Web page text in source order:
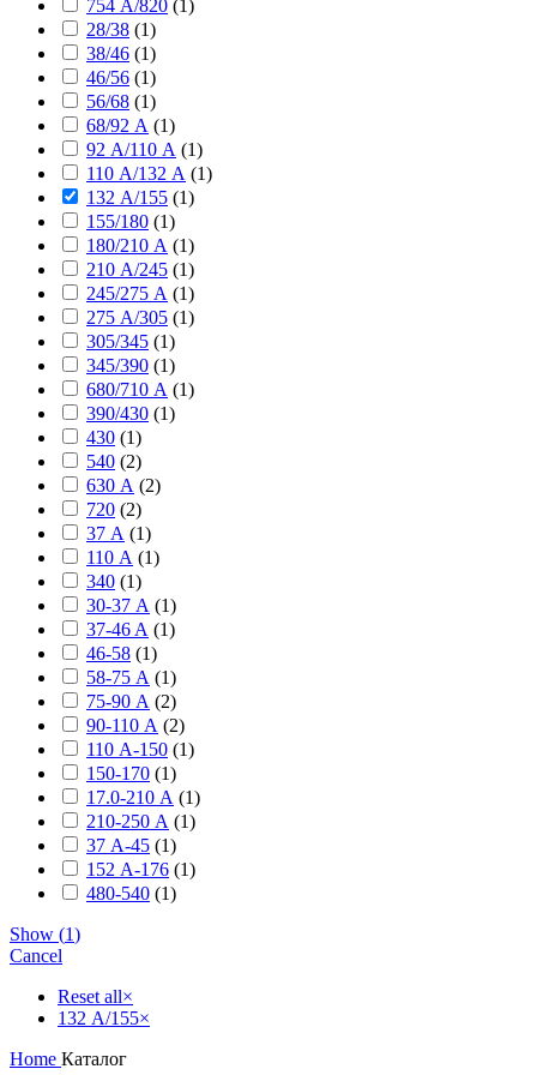
754 А/820 (1 )
28/38 (1)
38/46 (1)
46/56 (1)
56/68 (1)
68/92 А (1)
92 А/110 А (1)
110 А/132 А (1)
132 А/155 (1)
155/180 (1)
180/210 А (1)
210 А/245 (1)
245/275 А (1)
275 А/305 (1)
305/345 (1)
345/390 (1)
680/710 А (1)
390/430 (1)
430 (1)
540 (2)
630 А (2)
720 (2)
37 А (1)
110 А (1)
340 (1)
30-37 А (1)
37-46 A (1)
46-58 (1)
58-75 А (1)
75-90 А (2)
90-110 А (2)
110 А-150 (1)
150-170 (1)
17.0-210 А (1)
210-250 А (1)
37 А-45 (1)
152 А-176 (1)
480-540 (1)
Show (1)
Cancel
Reset all×
132 А/155×
Home Каталог